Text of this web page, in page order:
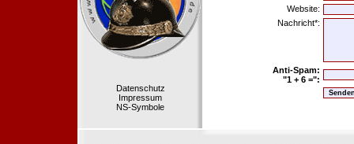
Datenschutz
Impressum
NS-Symbole
Website:
Nachricht*:
Anti-Spam:
"1 + 6 =":